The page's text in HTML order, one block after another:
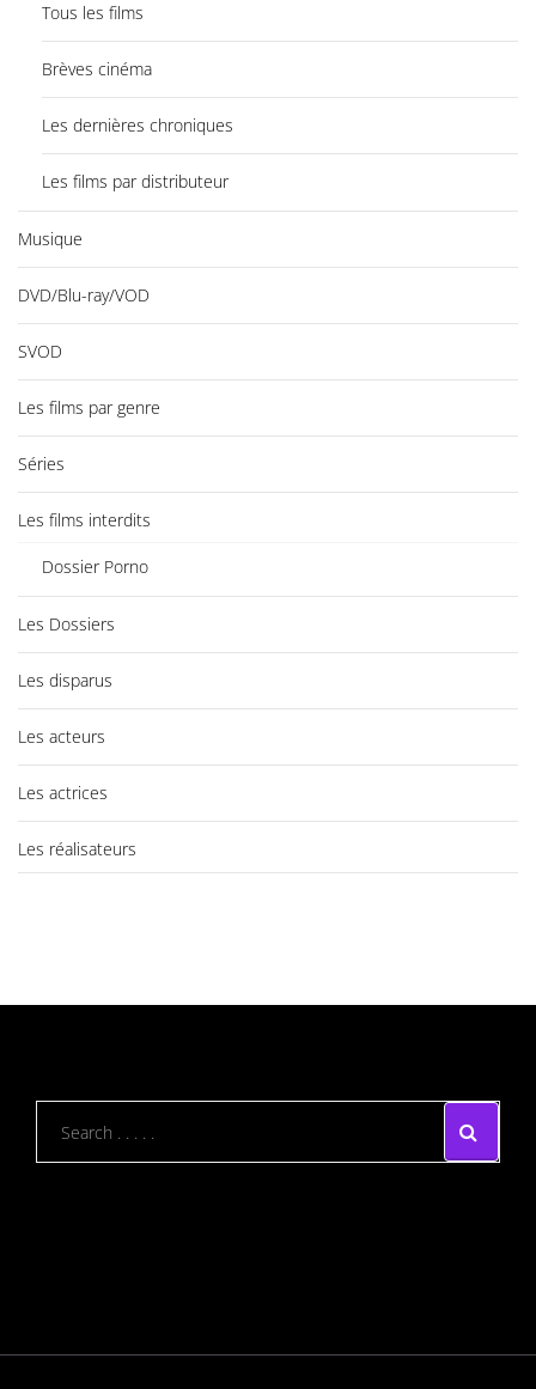
Tous les films
Brèves cinéma
Les dernières chroniques
Les films par distributeur
Musique
DVD/Blu-ray/VOD
SVOD
Les films par genre
Séries
Les films interdits
Dossier Porno
Les Dossiers
Les disparus
Les acteurs
Les actrices
Les réalisateurs